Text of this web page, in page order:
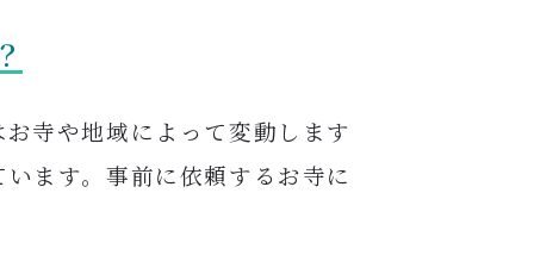
お寺や地域によって変動します
ます。事前に依頼するお寺に